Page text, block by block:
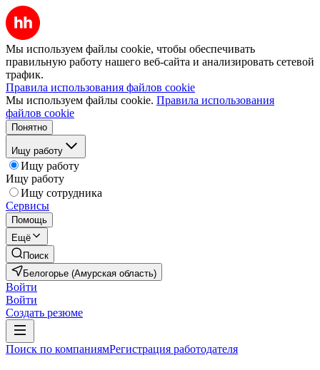
Мы используем файлы cookie, чтобы обеспечивать
правильную работу нашего веб-сайта и анализировать сетевой
трафик.
Правила использования файлов cookie
Мы используем файлы cookie. Правила использования
файлов cookie
Понятно
Ищу работу
Ищу работу
Ищу работу
Ищу сотрудника
Сервисы
Помощь
Ещё
Поиск
Белогорье (Амурская область)
Войти
Войти
Создать резюме
Поиск по компаниямРегистрация работодателя